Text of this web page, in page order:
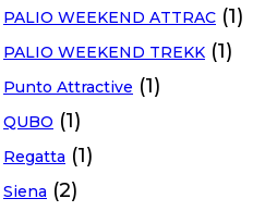
PALIO WEEKEND ATTRAC (1)
PALIO WEEKEND TREKK (1)
Punto Attractive (1)
QUBO (1)
Regatta (1)
Siena (2)